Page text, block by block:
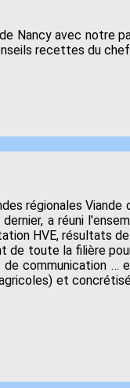
Nancy avec notre
recettes du
régionales
a réuni
HVE, résultats
de toute la filière
communication
et